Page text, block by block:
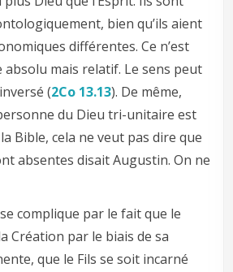
bien qu’ils aient
différentes. Ce n’est
absolu mais relatif. Le sens peut
(2Co 13.13). De même,
du Dieu tri-unitaire est
Bible, cela ne veut pas dire que
absentes disait Augustin. On ne
complique par le fait que le
Création par le biais de sa
que le Fils se soit incarné